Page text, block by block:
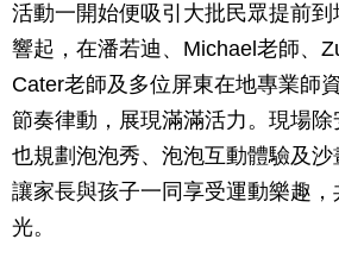
活動一開始便吸引大批民眾提前
響起，在潘若迪、Michael老師、
Cater老師及多位屏東在地專業師
節奏律動，展現滿滿活力。現場除
也規劃泡泡秀、泡泡互動體驗及沙
讓家長與孩子一同享受運動樂趣
光。